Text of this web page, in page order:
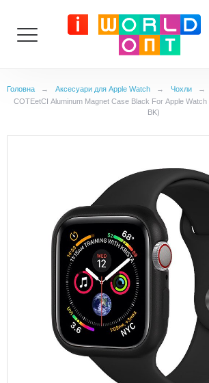
Головна → Аксесуари для Apple Watch → Чохли →
COTEetCI Aluminum Magnet Case Black For Apple
BK)